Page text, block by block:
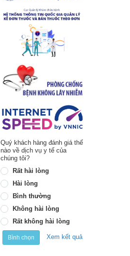
Quý khách hàng đánh giá thế
nào về dịch vụ y tế của
chúng tôi?
Rất hài lòng
Hài lòng
Bình thường
Không hài lòng
Rất không hài lòng
Bình chọn Xem kết quả